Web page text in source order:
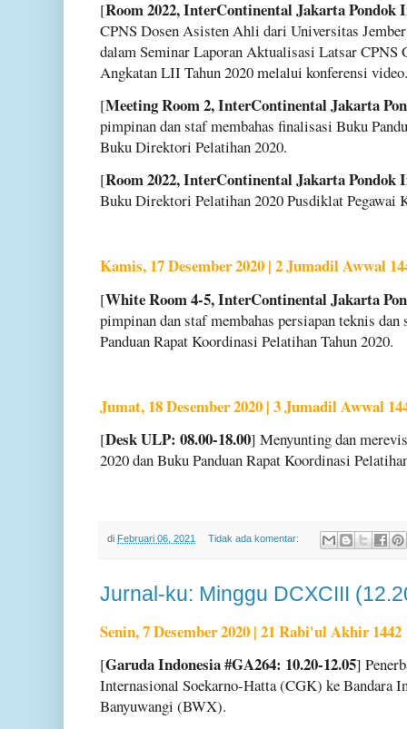
[Room 2022, InterContinental Jakarta Pondok
CPNS Dosen Asisten Ahli dari Universitas
dalam Seminar Laporan Aktualisasi Latsar
Angkatan LII Tahun 2020 melalui konferensi video.
[Meeting Room 2, InterContinental Jakarta
pimpinan dan staf membahas finalisasi Buku
Buku Direktori Pelatihan 2020.
[Room 2022, InterContinental Jakarta Pondok
Buku Direktori Pelatihan 2020 Pusdiklat Pegawai
Kamis, 17 Desember 2020 | 2 Jumadil Awwal
[White Room 4-5, InterContinental Jakarta
pimpinan dan staf membahas persiapan teknis
Panduan Rapat Koordinasi Pelatihan Tahun 2020.
Jumat, 18 Desember 2020 | 3 Jumadil Awwal
[Desk ULP: 08.00-18.00] Menyunting dan
2020 dan Buku Panduan Rapat Koordinasi
di Februari 06, 2021 Tidak ada komentar:
Jurnal-ku: Minggu DCXCIII
Senin, 7 Desember 2020 | 21 Rabi'ul Akhir 1442
[Garuda Indonesia #GA264: 10.20-12.05]
Internasional Soekarno-Hatta (CGK) ke Bandara
Banyuwangi (BWX).